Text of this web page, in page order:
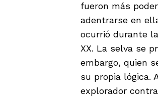
fueron más
adentrarse en
ocurrió durante
XX. La selva se
embargo, quien
su propia lógica.
explorador